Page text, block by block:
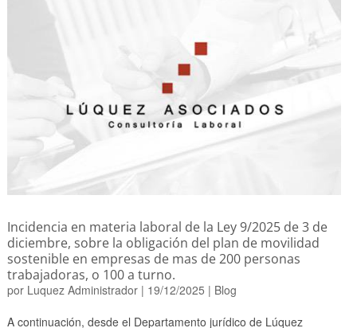
Incidencia en materia laboral de la Ley 9/2025 de 3 de
diciembre, sobre la obligación del plan de movilidad
sostenible en empresas de mas de 200 personas
trabajadoras, o 100 a turno.
por Luquez Administrador| 19/12/2025 | Blog
A continuación, desde el Departamento jurídico de Lúquez